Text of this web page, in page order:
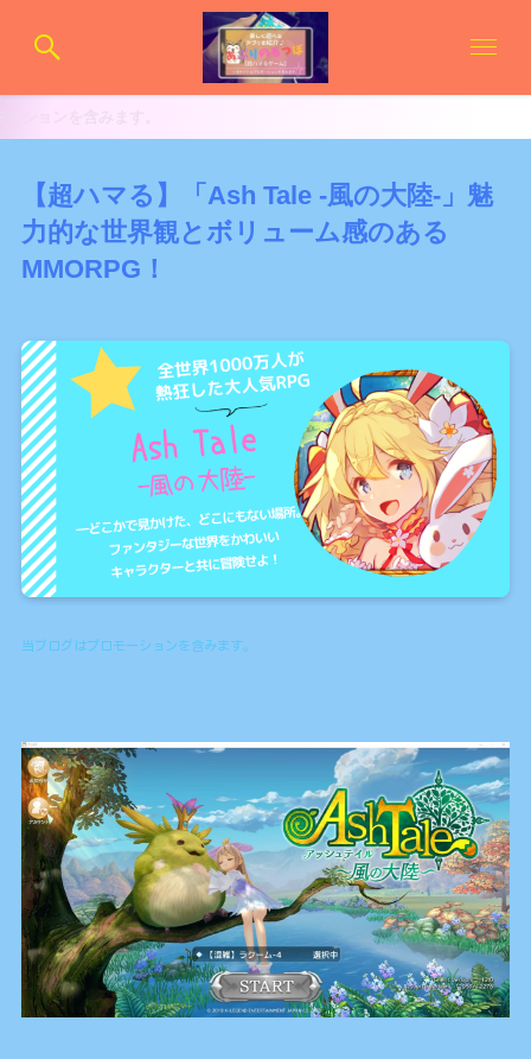
【超ハマる】「Ash Tale -風の大陸-」魅
力的な世界観とボリューム感のある
MMORPG！
当ブログはプロモーションを含みます。